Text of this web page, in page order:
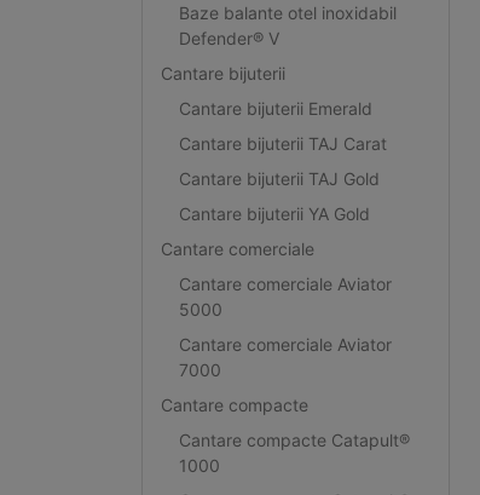
Baze balante otel inoxidabil
Defender® V
Cantare bijuterii
Cantare bijuterii Emerald
Cantare bijuterii TAJ Carat
Cantare bijuterii TAJ Gold
Cantare bijuterii YA Gold
Cantare comerciale
Cantare comerciale Aviator
5000
Cantare comerciale Aviator
7000
Cantare compacte
Cantare compacte Catapult®
1000